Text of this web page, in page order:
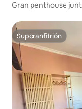
Gran penthouse
Superanfitrión
Superanfitrión